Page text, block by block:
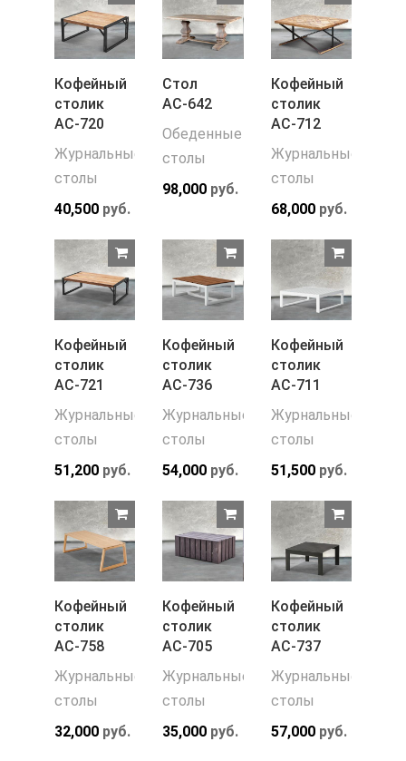
Кофейный
столик
АС-720
Журнальные
столы
40,500 руб.
Стол
АС-642
Обеденные
столы
98,000 руб.
Кофейный
столик
АС-712
Журнальные
столы
68,000руб.
Кофейный
столик
АС-721
Журнальные
столы
51,200 руб.
Кофейный
столик
АС-736
Журнальные
столы
54,000 руб.
Кофейный
столик
АС-711
Журнальные
столы
51,500руб.
Кофейный
столик
АС-758
Журнальные
столы
32,000 руб.
Кофейный
столик
АС-705
Журнальные
столы
35,000 руб.
Кофейный
столик
АС-737
Журнальные
столы
57,000руб.